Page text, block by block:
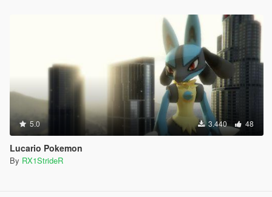
5.0 3.440 48
Lucario Pokemon
By RX1StrideR